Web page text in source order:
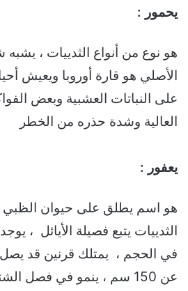
يحمور :
هو نوع من أنواع الثدييات ،
الأصلي هو قارة أوروبا ويعيش
على النباتات العشبية وبعض
العالية وشدة حذره من الخطر
يعفور :
هو اسم يطلق على حيوان الظبي
الثدييات يتبع فصيلة الأيائل ،
في الحجم ، يمتلك قرنين قد يصل
عن 150 سم ، ينمو في فصل